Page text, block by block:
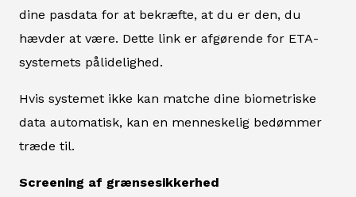
dine pasdata for at bekræfte, at du er den, du
hævder at være. Dette link er afgørende for ETA-
systemets pålidelighed.
Hvis systemet ikke kan matche dine biometriske
data automatisk, kan en menneskelig bedømmer
træde til.
Screening af grænsesikkerhed